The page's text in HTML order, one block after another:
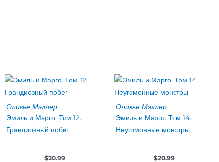
Оливье Мэллер
Эмиль и Марго. Том 12.
Грандиозный побег
$20.99
Оливье Мэллер
Эмиль и Марго. Том 14.
Неугомонные монстры
$20.99